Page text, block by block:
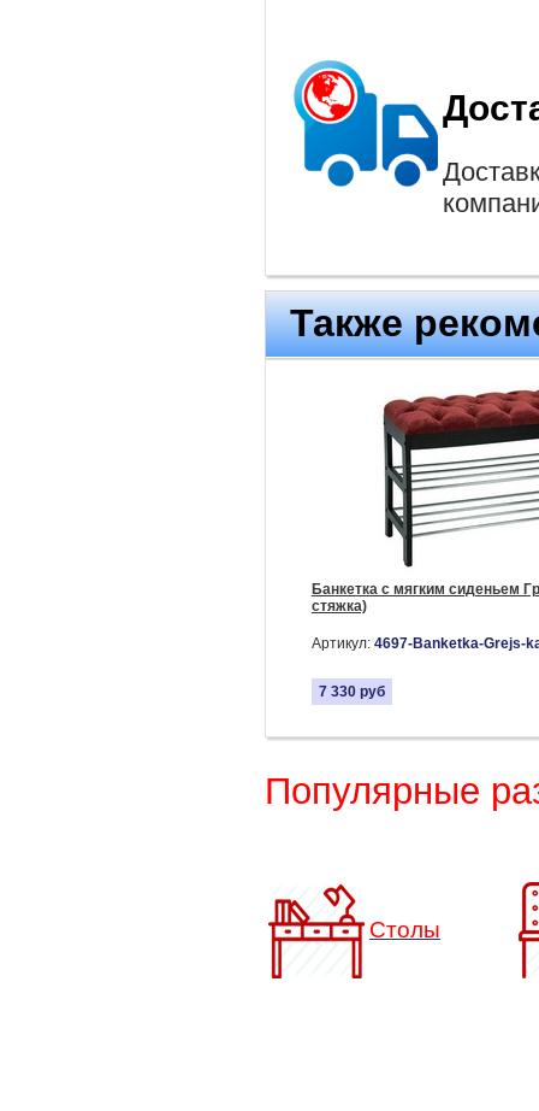
Также
Банкетка с мягким сиденьем
стяжка)
Артикул: 4697-Banketka-Grejs-
7 330 руб
Популярные
Столы